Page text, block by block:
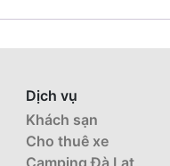
Dịch vụ
Khách sạn
Cho thuê xe
Camping Đà Lạt